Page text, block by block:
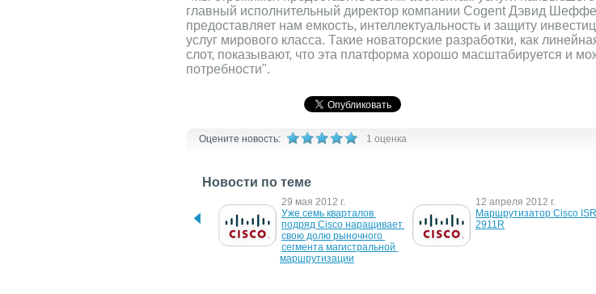
главный исполнительный директор компании Cogent Дэвид
предоставляет нам емкость, интеллектуальность и защиту
услуг мирового класса. Такие новаторские разработки, как
слот, показывают, что эта платформа хорошо масштабируется и
потребности".
Оцените новость: 1 оценка
Новости по теме
29 мая 2012 г.
Уже семь кварталов
подряд Cisco наращивает
свою долю рыночного
сегмента магистральной
маршрутизации
12 апреля 2012 г.
Маршрутизатор Cisco ISR
2911R